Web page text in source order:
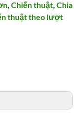
,Chiến thuật,Chia
thuật theo lượt